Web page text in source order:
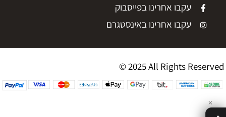
עקבו אחרינו בפייסבוק
עקבו אחרינו באינסטגרם
© 2025 All Rights Reserved
✕